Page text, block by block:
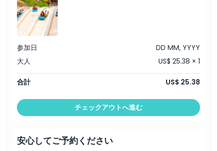
参加日
DD MM, YYYY
大人
US$ 25.38 × 1
合計 US$ 25.38
チェックアウトへ進む
安心してご予約ください